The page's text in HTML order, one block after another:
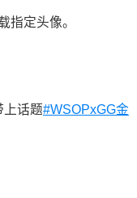
指定头像。
上话题#WSOPxGG金